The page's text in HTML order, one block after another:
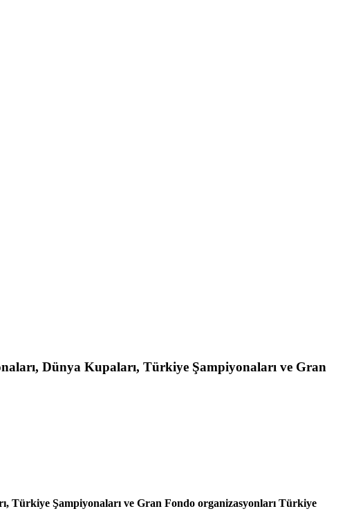
Dünya Kupaları, Türkiye Şampiyonaları ve Gran
Türkiye Şampiyonaları ve Gran Fondo organizasyonları Türkiye